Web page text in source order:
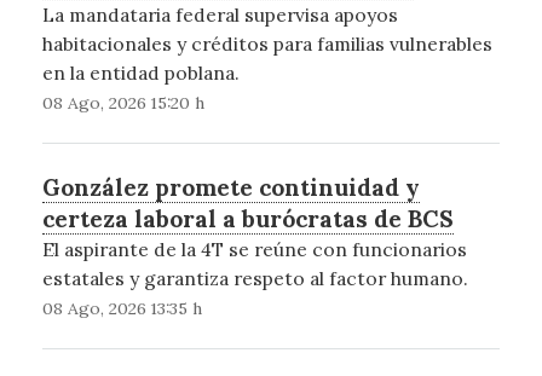
La mandataria federal supervisa apoyos
habitacionales y créditos para familias vulnerables
en la entidad poblana.
08 Ago, 2026 15:20 h
González promete continuidad y
certeza laboral a burócratas de BCS
El aspirante de la 4T se reúne con funcionarios
estatales y garantiza respeto al factor humano.
08 Ago, 2026 13:35 h